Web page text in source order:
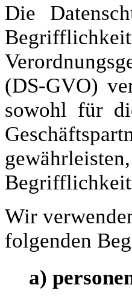
Die
(DS-GVO)
sowohl für
Wir
folgenden
a)